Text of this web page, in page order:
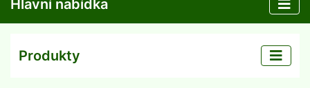
Hlavní nabídka
Produkty